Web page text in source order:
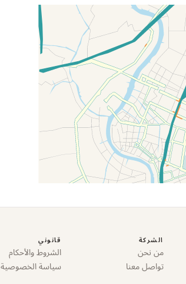
الشركة
من نحن
تواصل معنا
قانوني
الشروط والأحكام
سياسة الخصوصية